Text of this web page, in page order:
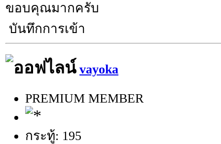
ขอบคุณมากครับ
บันทึกการเข้า
vayoka
PREMIUM MEMBER
กระทู้: 195